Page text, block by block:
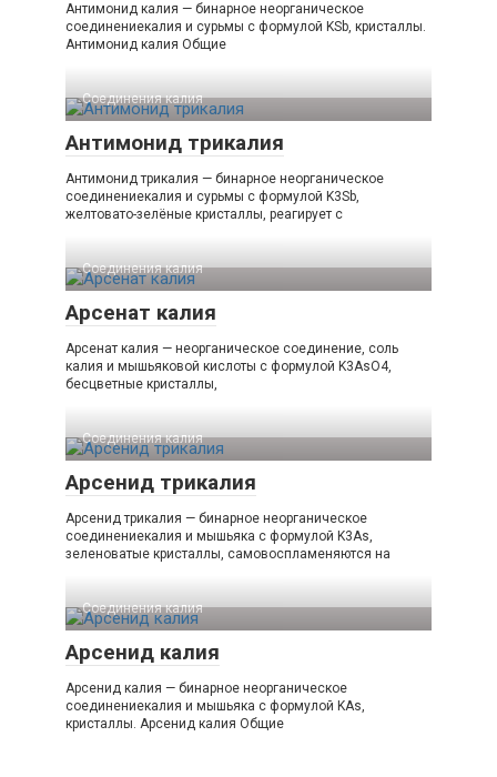
Антимонид калия — бинарное неорганическое
соединениекалия и сурьмы с формулой KSb, кристаллы.
Антимонид калия Общие
Соединения калия‎
Антимонид трикалия
Антимонид трикалия — бинарное неорганическое
соединениекалия и сурьмы с формулой K3Sb,
желтовато-зелёные кристаллы, реагирует с
Соединения калия‎
Арсенат калия
Арсенат калия — неорганическое соединение, соль
калия и мышьяковой кислоты с формулой K3AsO4,
бесцветные кристаллы,
Соединения калия‎
Арсенид трикалия
Арсенид трикалия — бинарное неорганическое
соединениекалия и мышьяка с формулой K3As,
зеленоватые кристаллы, самовоспламеняются на
Соединения калия‎
Арсенид калия
Арсенид калия — бинарное неорганическое
соединениекалия и мышьяка с формулой KAs,
кристаллы. Арсенид калия Общие